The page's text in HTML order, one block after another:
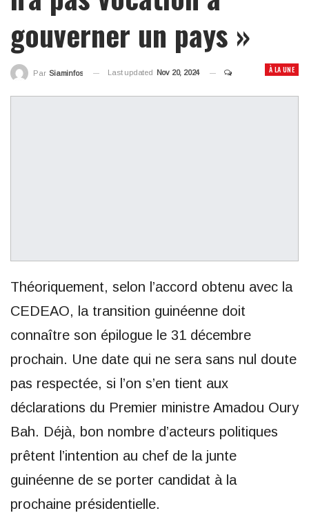
gouverner un pays »
À LA UNE
Par Siaminfos Last updated Nov 20, 2024
Théoriquement, selon l’accord obtenu avec la
CEDEAO, la transition guinéenne doit
connaître son épilogue le 31 décembre
prochain. Une date qui ne sera sans nul doute
pas respectée, si l’on s’en tient aux
déclarations du Premier ministre Amadou Oury
Bah. Déjà, bon nombre d’acteurs politiques
prêtent l’intention au chef de la junte
guinéenne de se porter candidat à la
prochaine présidentielle.